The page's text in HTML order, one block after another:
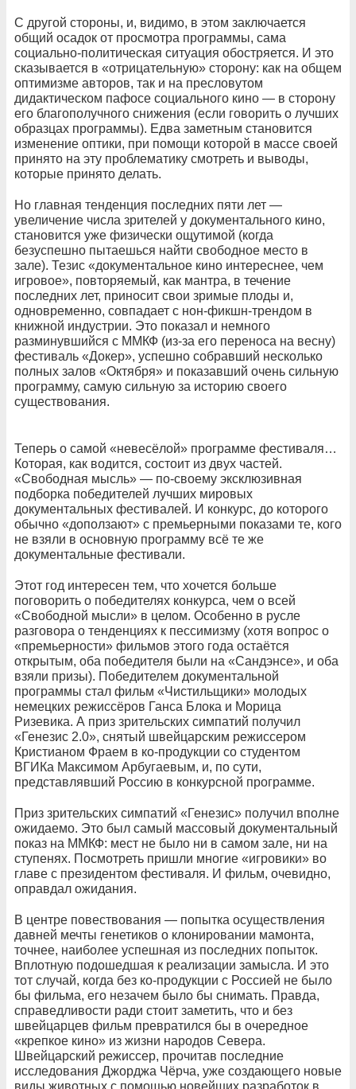
С другой стороны, и, видимо, в этом заключается
общий осадок от просмотра программы, сама
социально-политическая ситуация обостряется. И это
сказывается в «отрицательную» сторону: как на общем
оптимизме авторов, так и на пресловутом
дидактическом пафосе социального кино — в сторону
его благополучного снижения (если говорить о лучших
образцах программы). Едва заметным становится
изменение оптики, при помощи которой в массе своей
принято на эту проблематику смотреть и выводы,
которые принято делать.
Но главная тенденция последних пяти лет —
увеличение числа зрителей у документального кино,
становится уже физически ощутимой (когда
безуспешно пытаешься найти свободное место в
зале). Тезис «документальное кино интереснее, чем
игровое», повторяемый, как мантра, в течение
последних лет, приносит свои зримые плоды и,
одновременно, совпадает с нон-фикшн-трендом в
книжной индустрии. Это показал и немного
разминувшийся с ММКФ (из-за его переноса на весну)
фестиваль «Докер», успешно собравший несколько
полных залов «Октября» и показавший очень сильную
программу, самую сильную за историю своего
существования.
Теперь о самой «невесёлой» программе фестиваля…
Которая, как водится, состоит из двух частей.
«Свободная мысль» — по-своему эксклюзивная
подборка победителей лучших мировых
документальных фестивалей. И конкурс, до которого
обычно «доползают» с премьерными показами те, кого
не взяли в основную программу всё те же
документальные фестивали.
Этот год интересен тем, что хочется больше
поговорить о победителях конкурса, чем о всей
«Свободной мысли» в целом. Особенно в русле
разговора о тенденциях к пессимизму (хотя вопрос о
«премьерности» фильмов этого года остаётся
открытым, оба победителя были на «Сандэнсе», и оба
взяли призы). Победителем документальной
программы стал фильм «Чистильщики» молодых
немецких режиссёров Ганса Блока и Морица
Ризевика. А приз зрительских симпатий получил
«Генезис 2.0», снятый швейцарским режиссером
Кристианом Фраем в ко-продукции со студентом
ВГИКа Максимом Арбугаевым, и, по сути,
представлявший Россию в конкурсной программе.
Приз зрительских симпатий «Генезис» получил вполне
ожидаемо. Это был самый массовый документальный
показ на ММКФ: мест не было ни в самом зале, ни на
ступенях. Посмотреть пришли многие «игровики» во
главе с президентом фестиваля. И фильм, очевидно,
оправдал ожидания.
В центре повествования — попытка осуществления
давней мечты генетиков о клонировании мамонта,
точнее, наиболее успешная из последних попыток.
Вплотную подошедшая к реализации замысла. И это
тот случай, когда без ко-продукции с Россией не было
бы фильма, его незачем было бы снимать. Правда,
справедливости ради стоит заметить, что и без
швейцарцев фильм превратился бы в очередное
«крепкое кино» из жизни народов Севера.
Швейцарский режиссер, прочитав последние
исследования Джорджа Чёрча, уже создающего новые